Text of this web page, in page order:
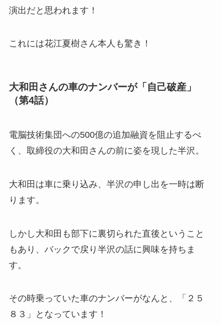
演出だと思われます！
これには花江夏樹さん本人も驚き！
大和田さんの車のナンバーが「自己破産」
（第4話）
電脳技術集団への500億の追加融資を阻止するべ
く、取締役の大和田さんの前に姿を現した半沢。
大和田は車に乗り込み、半沢の申し出を一時は断
ります。
しかし大和田も部下に裏切られた直後ということ
もあり、バックで戻り半沢の話に興味を持ちま
す。
その時乗っていた車のナンバーがなんと、「２５
８３」となっています！